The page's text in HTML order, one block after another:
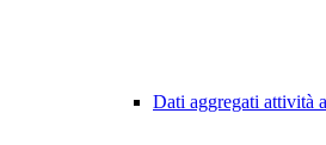
Dati aggregati attività